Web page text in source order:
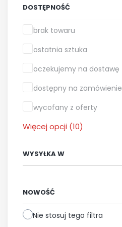
DOSTĘPNOŚĆ
Dostępność
brak towaru
ostatnia sztuka
oczekujemy na dostawę
dostępny na zamówienie
wycofany z oferty
Więcej opcji (10)
WYSYŁKA W
NOWOŚĆ
Nie stosuj tego filtra